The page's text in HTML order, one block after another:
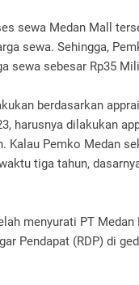
sewa Medan Mall
sewa. Sehingga,
sewa sebesar Rp35
berdasarkan
harusnya dilakukan
Kalau Pemko Medan
tiga tahun,
menyurati PT
Pendapat (RDP) di